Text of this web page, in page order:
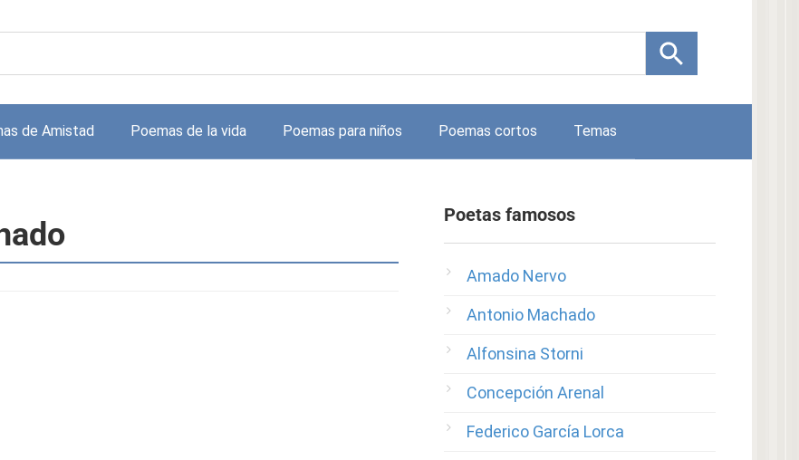
de Amistad Poemas de la vida Poemas para niños Poemas cortos Temas
Poetas famosos
Amado Nervo
Antonio Machado
Alfonsina Storni
Concepción Arenal
Federico García Lorca